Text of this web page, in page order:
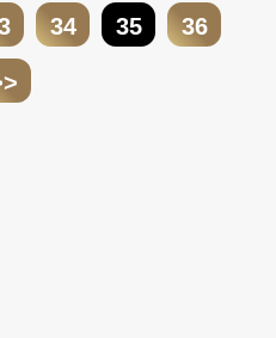
34 35 36